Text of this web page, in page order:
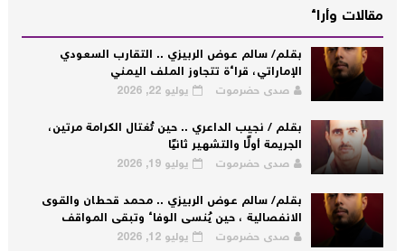
مقالات وأراء
بقلم/ سالم عوض الربيزي .. التقارب السعودي
الإماراتي، قراءة تتجاوز الملف اليمني
صدى حضرموت يوليو 22, 2026
بقلم / نجيب الداعري .. حين تُغتال الكرامة مرتين،
الجريمة أولًا والتشهير ثانيًا
صدى حضرموت يوليو 19, 2026
بقلم/ سالم عوض الربيزي .. محمد قحطان والقوى
الانفصالية ، حين يُنسى الوفاء وتبقى المواقف
صدى حضرموت يوليو 12, 2026